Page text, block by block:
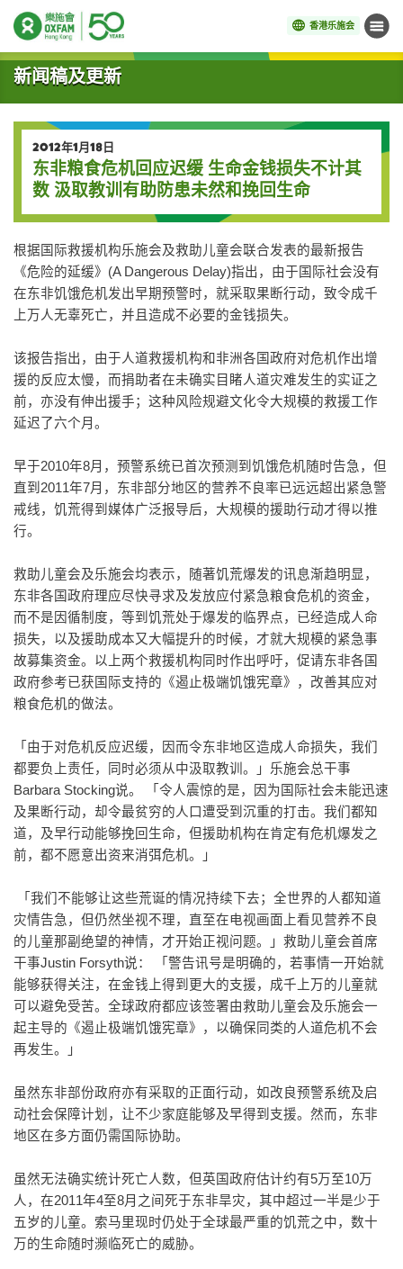
香港乐施会 菜单
开始主要内容
新闻稿及更新
2012年1月18日
东非粮食危机回应迟缓 生命金钱损失不计其
数 汲取教训有助防患未然和挽回生命
根据国际救援机构乐施会及救助儿童会联合发表的最新报告
《危险的延缓》(A Dangerous Delay)指出，由于国际社会没有
在东非饥饿危机发出早期预警时，就采取果断行动，致令成千
上万人无辜死亡，并且造成不必要的金钱损失。
该报告指出，由于人道救援机构和非洲各国政府对危机作出增
援的反应太慢，而捐助者在未确实目睹人道灾难发生的实证之
前，亦没有伸出援手；这种风险规避文化令大规模的救援工作
延迟了六个月。
早于2010年8月，预警系统已首次预测到饥饿危机随时告急，但
直到2011年7月，东非部分地区的营养不良率已远远超出紧急警
戒线，饥荒得到媒体广泛报导后，大规模的援助行动才得以推
行。
救助儿童会及乐施会均表示，随著饥荒爆发的讯息渐趋明显，
东非各国政府理应尽快寻求及发放应付紧急粮食危机的资金，
而不是因循制度，等到饥荒处于爆发的临界点，已经造成人命
损失，以及援助成本又大幅提升的时候，才就大规模的紧急事
故募集资金。以上两个救援机构同时作出呼吁，促请东非各国
政府参考已获国际支持的《遏止极端饥饿宪章》，改善其应对
粮食危机的做法。
「由于对危机反应迟缓，因而令东非地区造成人命损失，我们
都要负上责任，同时必须从中汲取教训。」乐施会总干事
Barbara Stocking说。 「令人震惊的是，因为国际社会未能迅速
及果断行动，却令最贫穷的人口遭受到沉重的打击。我们都知
道，及早行动能够挽回生命，但援助机构在肯定有危机爆发之
前，都不愿意出资来消弭危机。」
「我们不能够让这些荒诞的情况持续下去；全世界的人都知道
灾情告急，但仍然坐视不理，直至在电视画面上看见营养不良
的儿童那副绝望的神情，才开始正视问题。」救助儿童会首席
干事Justin Forsyth说： 「警告讯号是明确的，若事情一开始就
能够获得关注，在金钱上得到更大的支援，成千上万的儿童就
可以避免受苦。全球政府都应该签署由救助儿童会及乐施会一
起主导的《遏止极端饥饿宪章》，以确保同类的人道危机不会
再发生。」
虽然东非部份政府亦有采取的正面行动，如改良预警系统及启
动社会保障计划，让不少家庭能够及早得到支援。然而，东非
地区在多方面仍需国际协助。
虽然无法确实统计死亡人数，但英国政府估计约有5万至10万
人，在2011年4至8月之间死于东非旱灾，其中超过一半是少于
五岁的儿童。索马里现时仍处于全球最严重的饥荒之中，数十
万的生命随时濒临死亡的威胁。